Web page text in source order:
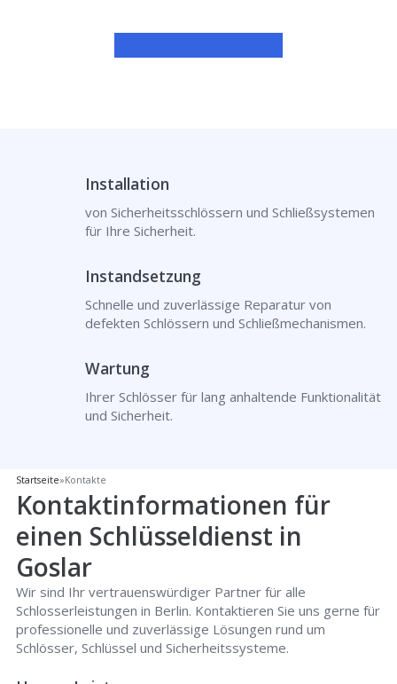
Installation
von Sicherheitsschlössern und Schließsystemen
für Ihre Sicherheit.
Instandsetzung
Schnelle und zuverlässige Reparatur von
defekten Schlössern und Schließmechanismen.
Wartung
Ihrer Schlösser für lang anhaltende Funktionalität
und Sicherheit.
Startseite»Kontakte
Kontaktinformationen für
einen Schlüsseldienst in
Goslar
Wir sind Ihr vertrauenswürdiger Partner für alle
Schlosserleistungen in Berlin. Kontaktieren Sie uns gerne für
professionelle und zuverlässige Lösungen rund um
Schlösser, Schlüssel und Sicherheitssysteme.